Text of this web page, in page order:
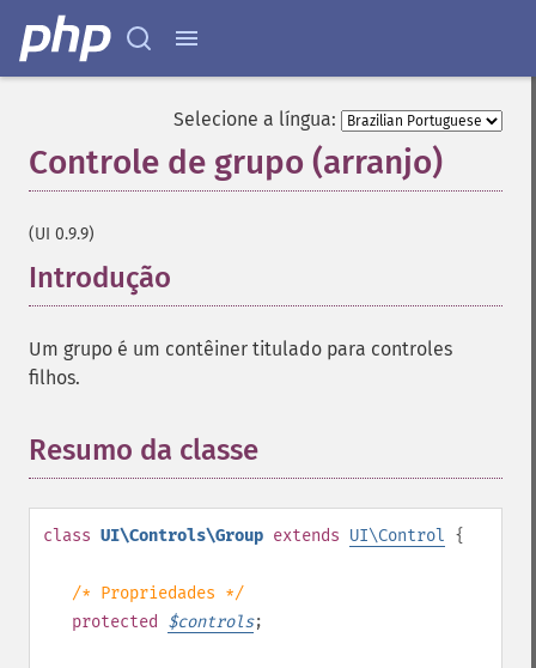
Selecione a língua:
Controle de grupo (arranjo)
(UI 0.9.9)
Introdução
Um grupo é um contêiner titulado para controles
filhos.
Resumo da classe
class UI\Controls\Group extends UI\Control {
/* Propriedades */
protected
$controls;